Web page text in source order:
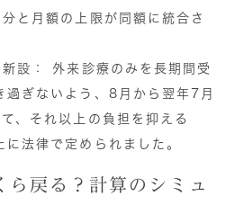
と月額の上限が同額に統合さ
設：
外来診療のみを長期間受
過ぎないよう、8月から翌年7月
、それ以上の負担を抑える
に法律で定められました。
ら戻る？計算のシミュ